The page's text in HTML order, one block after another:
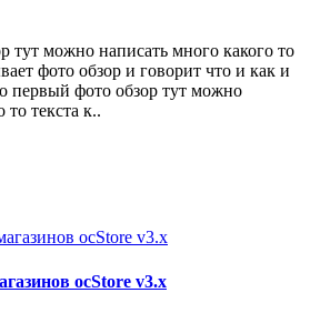
тут можно написать много какого то
фото обзор и говорит что и как и
первый фото обзор тут можно
то текста к..
ocStore v3.x